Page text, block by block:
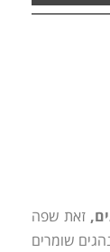
זאת שפה
שומרים